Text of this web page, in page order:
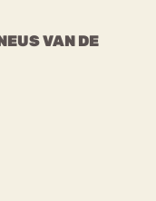
VAN DE